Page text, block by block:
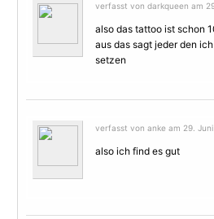
verfasst von darkqueen am
also das tattoo ist schon
aus das sagt jeder den
setzen
verfasst von anke am 29.
also ich find es gut